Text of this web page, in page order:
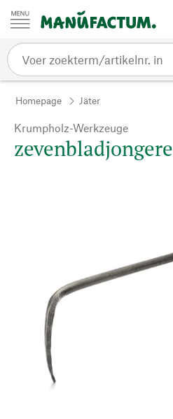
Passer au contenu
Homepage Jäter
Krumpholz-Werkzeuge
zevenbladjongere